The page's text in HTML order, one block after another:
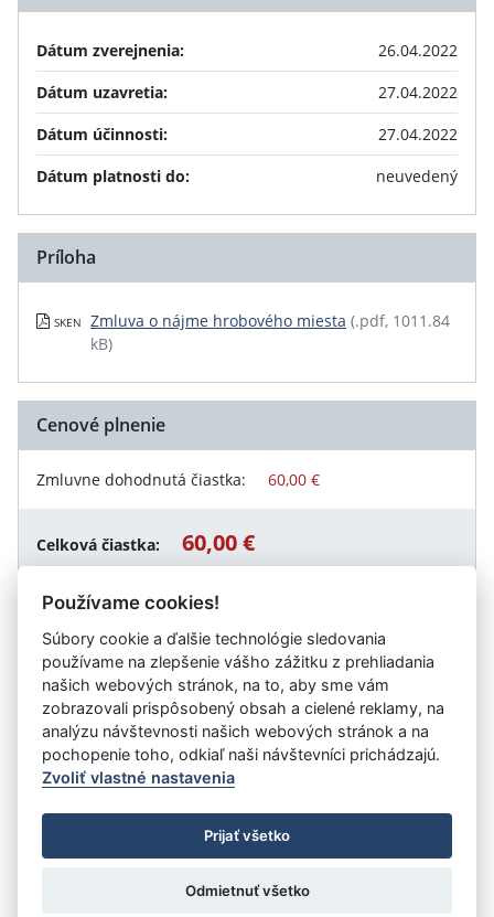
Dátum zverejnenia:
26.04.2022
Dátum uzavretia:
27.04.2022
Dátum účinnosti:
27.04.2022
Dátum platnosti do:
neuvedený
Príloha
SKEN Zmluva o nájme hrobového miesta (.pdf, 1011.84
kB)
Cenové plnenie
Zmluvne dohodnutá čiastka: 60,00 €
Celková čiastka: 60,00 €
Návrat späť
Vystavil:RABČAN, obecné služby
Úrad vlády SR
- Všetky práva vyhradené
Prehlásenie o prístupnosti
Zmluvy do 31.12.2010
Nastavenia cookies
: Aglo Solutions
Používame cookies!
Súbory cookie a ďalšie technológie sledovania
používame na zlepšenie vášho zážitku z prehliadania
našich webových stránok, na to, aby sme vám
zobrazovali prispôsobený obsah a cielené reklamy, na
analýzu návštevnosti našich webových stránok a na
pochopenie toho, odkiaľ naši návštevníci prichádzajú.
Zvoliť vlastné nastavenia
Prijať všetko
Odmietnuť všetko